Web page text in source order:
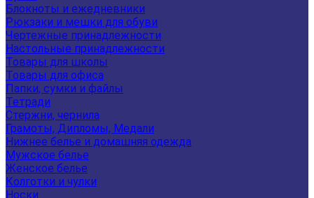
Блокноты и ежедневники
Рюкзаки и мешки для обуви
Чертежные принадлежности
Настольные принадлежности
Товары для школы
Товары для офиса
Папки, сумки и файлы
Тетради
Стержни, чернила
Грамоты, Дипломы, Медали
Нижнее белье и домашняя одежда
Мужское белье
Женское белье
Колготки и чулки
Носки